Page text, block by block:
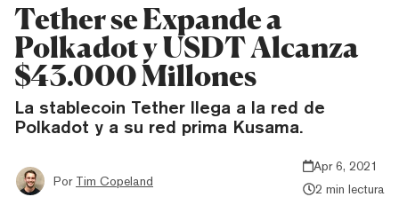
Tether se Expande a
Polkadot y USDT Alcanza
$43.000 Millones
La stablecoin Tether llega a la red de
Polkadot y a su red prima Kusama.
Por Tim Copeland
Apr 6, 2021
2 min lectura